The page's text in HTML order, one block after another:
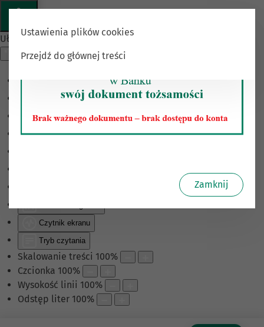
Ułatwienia dostępu
Monochromatyczny
Ciemny kontrast
Jasny kontrast
Czytnik ekranu
Tryb czytania
Skalowanie treści 100%
Czcionka 100%
Wysokość linii 100%
Odstęp liter 100%
Ustawienia plików cookies
Przejdź do głównej treści
Zamknij